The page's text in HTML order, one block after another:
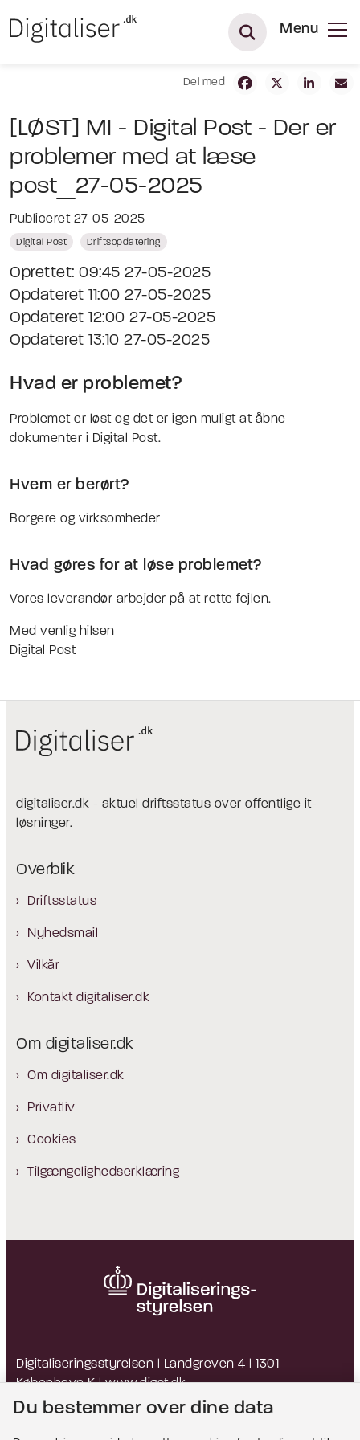
Menu
Del med
[LØST] MI - Digital Post - Der er
problemer med at læse
post_27-05-2025
Publiceret 27-05-2025
Digital Post Driftsopdatering
Oprettet: 09:45 27-05-2025
Opdateret 11:00 27-05-2025
Opdateret 12:00 27-05-2025
Opdateret 13:10 27-05-2025
Hvad er problemet?
Problemet er løst og det er igen muligt at åbne
dokumenter i Digital Post.
Hvem er berørt?
Borgere og virksomheder
Hvad gøres for at løse problemet?
Vores leverandør arbejder på at rette fejlen.
Med venlig hilsen
Digital Post
digitaliser.dk - aktuel driftsstatus over offentlige it-
løsninger.
Overblik
Driftsstatus
Nyhedsmail
Vilkår
Kontakt digitaliser.dk
Om digitaliser.dk
Om digitaliser.dk
Privatliv
Cookies
Tilgængelighedserklæring
Digitaliseringsstyrelsen | Landgreven 4 | 1301
København K |www.digst.dk
EAN: 5798009814203 | CVR: 34051178
Du bestemmer over dine data